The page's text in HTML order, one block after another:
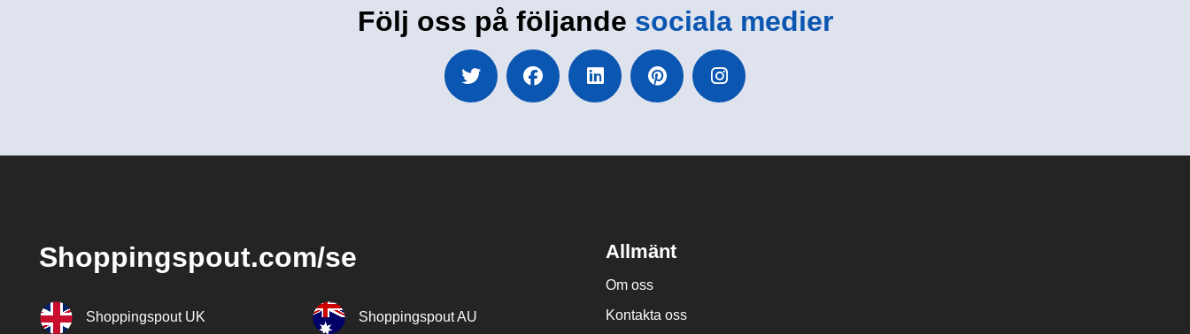
Följ oss på följande sociala medier
Shoppingspout.com/se
Shoppingspout UK Shoppingspout AU
Allmänt
Om oss
Kontakta oss